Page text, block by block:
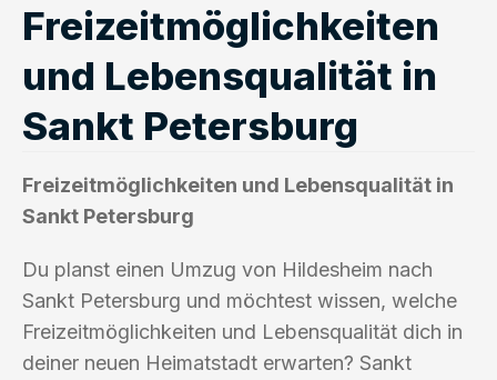
Freizeitmöglichkeiten
und Lebensqualität in
Sankt Petersburg
Freizeitmöglichkeiten und Lebensqualität in
Sankt Petersburg
Du planst einen Umzug von Hildesheim nach
Sankt Petersburg und möchtest wissen, welche
Freizeitmöglichkeiten und Lebensqualität dich in
deiner neuen Heimatstadt erwarten? Sankt